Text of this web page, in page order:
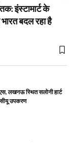
इंस्टामार्ट के
बदल रहा है
लखनऊ स्थित सलोनी हार्ट
उपकरण